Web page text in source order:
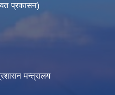
प्रकासन)
मन्त्रालय